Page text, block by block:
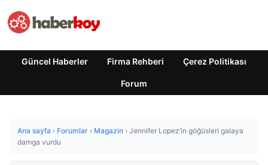
Güncel Haberler Firma Rehberi Çerez Politikası
Forum
Ana sayfa › Forumlar › Magazin › Jennifer Lopez’in göğüsleri galaya
damga vurdu